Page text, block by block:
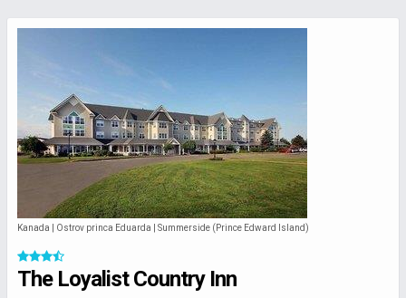
Kanada | Ostrov princa Eduarda | Summerside (Prince Edward Island)
The Loyalist Country Inn